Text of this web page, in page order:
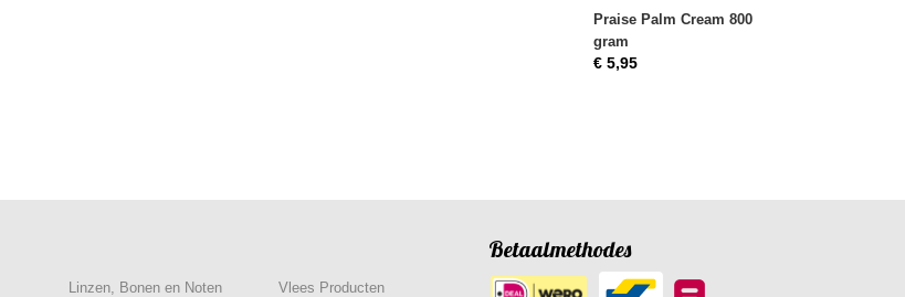
Praise Palm Cream 800
gram
€ 5,95
Linzen, Bonen en Noten
Vlees Producten
Betaalmethodes